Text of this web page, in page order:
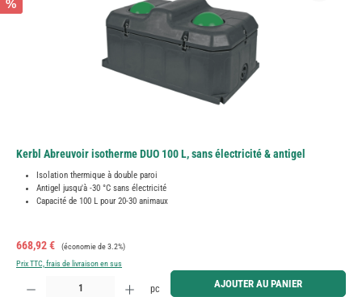
%
Kerbl Abreuvoir isotherme DUO 100 L, sans électricité & antigel
Isolation thermique à double paroi
Antigel jusqu'à -30 °C sans électricité
Capacité de 100 L pour 20-30 animaux
Prix de vente :
668,92 € Prix régulier :
(économie de 3.2%)
Prix TTC, frais de livraison en sus
Quantité de produit : Entrez la quantité souhaitée ou utilisez les boutons pour augmenter ou
pc AJOUTER AU PANIER